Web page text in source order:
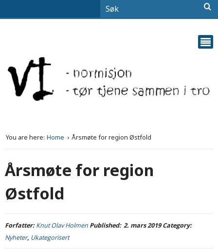
You are here: Home Årsmøte for region Østfold
Årsmøte for region
Østfold
Forfatter:Knut Olav Holmen Published: 2. mars 2019 Category:
Nyheter, Ukategorisert